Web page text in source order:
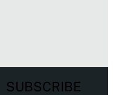
SUBSCRIBE